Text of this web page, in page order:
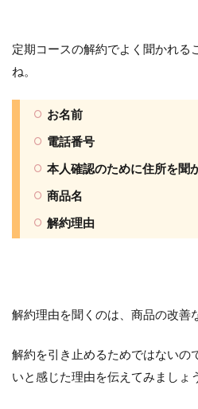
定期コースの解約でよく聞かれる
ね。
お名前
電話番号
本人確認のために住所を聞
商品名
解約理由
解約理由を聞くのは、商品の改善
解約を引き止めるためではないの
いと感じた理由を伝えてみましょ